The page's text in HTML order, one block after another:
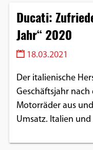
Ducati:
Jahr“ 2020
18.03.2021
Der italienische
Geschäftsjahr
Motorräder aus
Umsatz. Italien